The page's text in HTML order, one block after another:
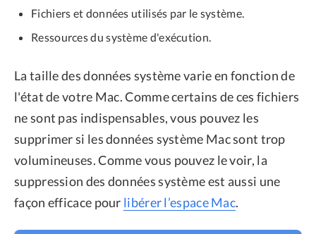
Fichiers et données utilisés par le système.
Ressources du système d'exécution.
La taille des données système varie en fonction de
l'état de votre Mac. Comme certains de ces fichiers
ne sont pas indispensables, vous pouvez les
supprimer si les données système Mac sont trop
volumineuses. Comme vous pouvez le voir, la
suppression des données système est aussi une
façon efficace pour libérer l’espace Mac.